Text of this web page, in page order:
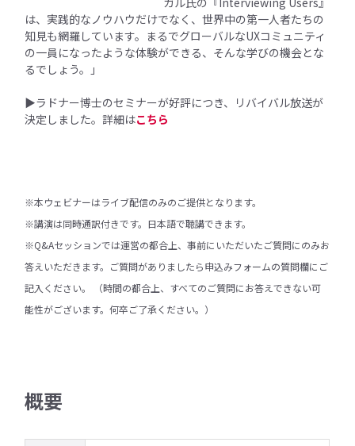
は、実践的なノウハウだけでなく、世界中の第一人者たちの
知見も網羅しています。まるでグローバルなUXコミュニティ
の一員になったような体験ができる、そんな学びの機会とな
るでしょう。」
▶︎ラドナー博士のセミナーが好評につき、リバイバル放送が
決定しました。詳細はこちら
※本ウェビナーはライブ配信のみのご提供となります。
※講演は同時通訳付きです。日本語で聴講できます。
※Q&Aセッションでは運営の都合上、事前にいただいたご質問にのみお
答えいただきます。ご質問がありましたら申込みフォームの質問欄にご
記入ください。 （時間の都合上、すべてのご質問にお答えできない可
能性がございます。何卒ご了承ください。）
概要